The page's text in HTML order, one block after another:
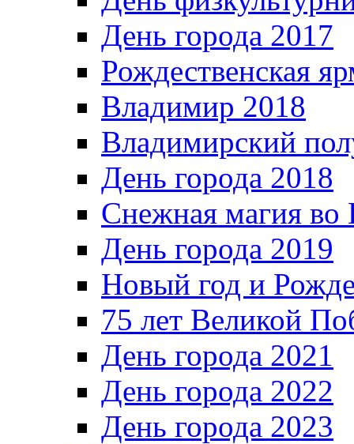
День города 2017
Рождественская
Владимир 2018
Владимирский
День города 2018
Снежная магия во
День города 2019
Новый год и
75 лет Великой
День города 2021
День города 2022
День города 2023